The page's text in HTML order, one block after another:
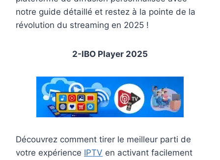
notre guide détaillé et restez à la pointe de la
révolution du streaming en 2025 !
2-IBO Player 2025
Découvrez comment tirer le meilleur parti de
votre expérience IPTV en activant facilement